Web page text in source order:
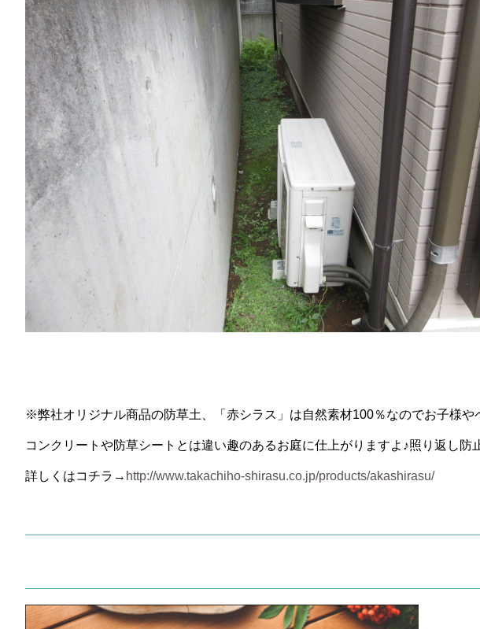
※弊社オリジナル商品の防草土、「赤シラス」は自然素材100％なのでお子様や
コンクリートや防草シートとは違い趣のあるお庭に仕上がりますよ♪照り返し防
詳しくはコチラ→ http://www.takachiho-shirasu.co.jp/products/akashirasu/